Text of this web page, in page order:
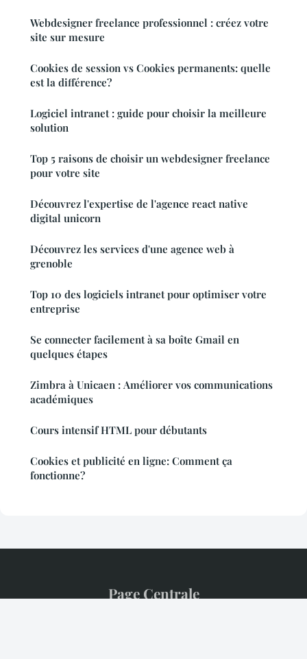
Webdesigner freelance professionnel : créez votre
site sur mesure
Cookies de session vs Cookies permanents: quelle
est la différence?
Logiciel intranet : guide pour choisir la meilleure
solution
Top 5 raisons de choisir un webdesigner freelance
pour votre site
Découvrez l'expertise de l'agence react native
digital unicorn
Découvrez les services d'une agence web à
grenoble
Top 10 des logiciels intranet pour optimiser votre
entreprise
Se connecter facilement à sa boîte Gmail en
quelques étapes
Zimbra à Unicaen : Améliorer vos communications
académiques
Cours intensif HTML pour débutants
Cookies et publicité en ligne: Comment ça
fonctionne?
Page Centrale